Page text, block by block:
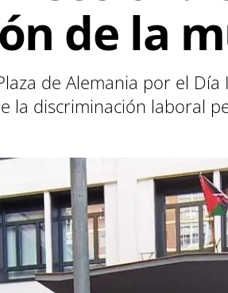
de la
de Alemania por el
la discriminación laboral